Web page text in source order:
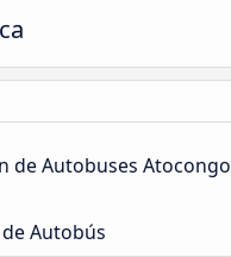
de Autobuses Atocongo
Autobús